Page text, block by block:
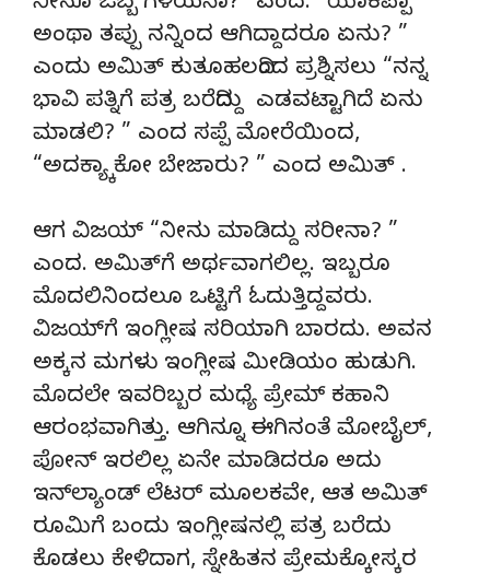
ಅಂಥಾ ತಪ್ಪು ನನ್ನಿಂದ ಆಗಿದ್ದಾದರೂ ಏನು? ”
ಎಂದು ಅಮಿತ್ ಕುತೂಹಲದಿಂದ ಪ್ರಶ್ನಿಸಲು “ನನ್ನ
ಭಾವಿ ಪತ್ನಿಗೆ ಪತ್ರ ಬರೆದಿದ್ದು ಎಡವಟ್ಟಾಗಿದೆ ಏನು
ಮಾಡಲಿ? ” ಎಂದ ಸಪ್ಪೆ ಮೋರೆಯಿಂದ,
“ಅದಕ್ಯ್ಕಾಕೋ ಬೇಜಾರು? ” ಎಂದ ಅಮಿತ್ .
ಆಗ ವಿಜಯ್ “ನೀನು ಮಾಡಿದ್ದು ಸರೀನಾ? ”
ಎಂದ. ಅಮಿತ್‍ಗೆ ಅರ್ಥವಾಗಲಿಲ್ಲ. ಇಬ್ಬರೂ
ಮೊದಲಿನಿಂದಲೂ ಒಟ್ಟಿಗೆ ಓದುತ್ತಿದ್ದವರು.
ವಿಜಯ್‍ಗೆ ಇಂಗ್ಲೀಷ ಸರಿಯಾಗಿ ಬಾರದು. ಅವನ
ಅಕ್ಕನ ಮಗಳು ಇಂಗ್ಲೀಷ ಮೀಡಿಯಂ ಹುಡುಗಿ.
ಮೊದಲೇ ಇವರಿಬ್ಬರ ಮಧ್ಯೆ ಪ್ರೇಮ್ ಕಹಾನಿ
ಆರಂಭವಾಗಿತ್ತು. ಆಗಿನ್ನೂ ಈಗಿನಂತೆ ಮೋಬೈಲ್,
ಪೋನ್ ಇರಲಿಲ್ಲ ಏನೇ ಮಾಡಿದರೂ ಅದು
ಇನ್‍ಲ್ಯಾಂಡ್ ಲೆಟರ್ ಮೂಲಕವೇ, ಆತ ಅಮಿತ್
ರೂಮಿಗೆ ಬಂದು ಇಂಗ್ಲೀಷನಲ್ಲಿ ಪತ್ರ ಬರೆದು
ಕೊಡಲು ಕೇಳಿದಾಗ, ಸ್ನೇಹಿತನ ಪ್ರೇಮಕ್ಕೋಸ್ಕರ